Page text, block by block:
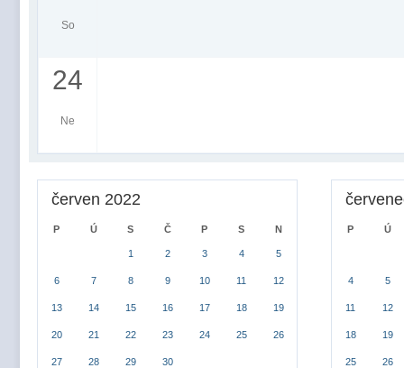
So
24
Ne
červen 2022
P Ú S Č P S N
1 2 3 4 5
6 7 8 9 10 11 12
13 14 15 16 17 18 19
20 21 22 23 24 25 26
27 28 29 30
P Ú
4 5
11 12
18 19
25 26